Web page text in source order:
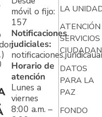
móvil o fijo:
157
Notificaciones
judiciales:
Horario de
atención
Lunes a
viernes
8:00 a.m. –
LA
ATENCIÓN
SERVICIOS
DATOS
PARA LA
PAZ
FONDO